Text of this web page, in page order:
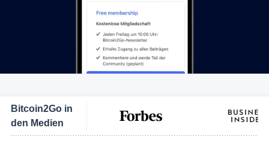
Bitcoin2Go in
den Medien